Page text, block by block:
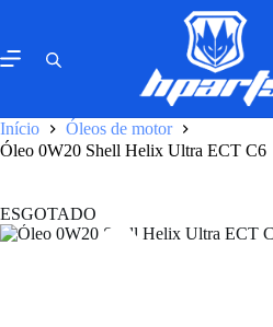
o
conteúdo
Início
Óleos de motor
Óleo 0W20 Shell Helix Ultra ECT C6
ESGOTADO